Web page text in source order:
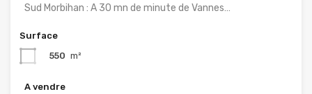
Sud Morbihan : A 30 mn de minute de Vannes…
Surface
550 m²
A vendre